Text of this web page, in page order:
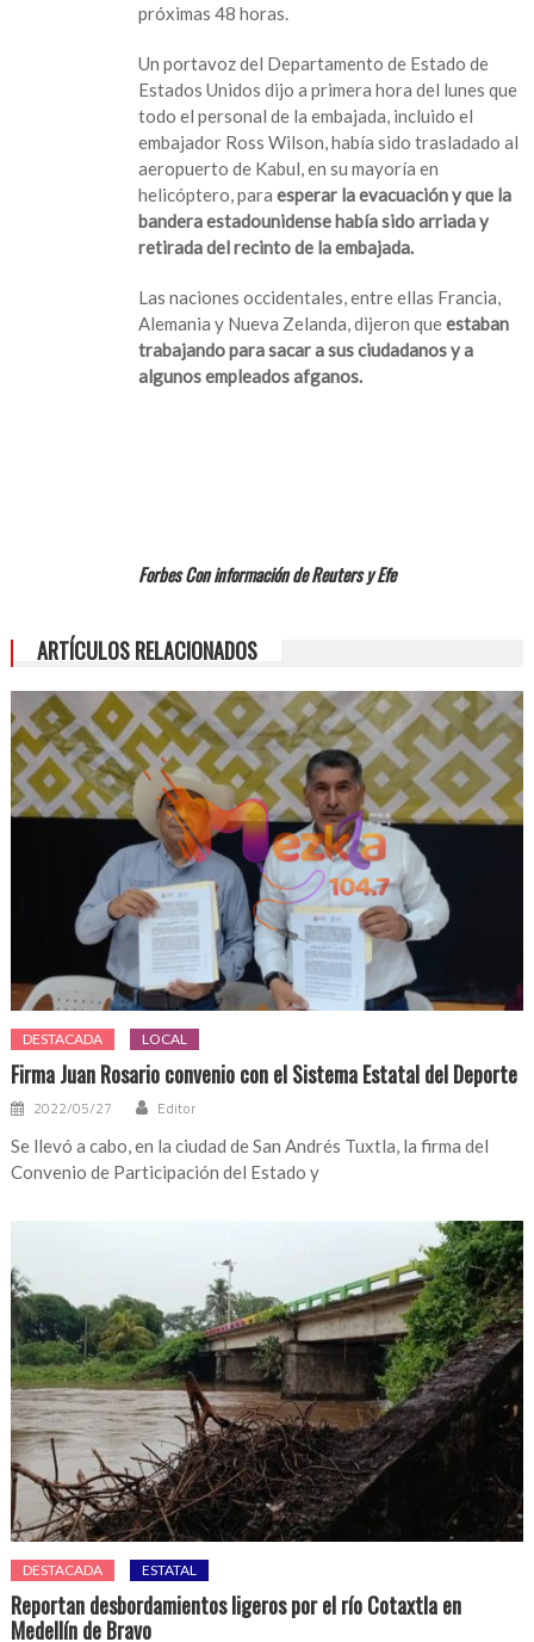
próximas 48 horas.
Un portavoz del Departamento de Estado de
Estados Unidos dijo a primera hora del lunes que
todo el personal de la embajada, incluido el
embajador Ross Wilson, había sido trasladado al
aeropuerto de Kabul, en su mayoría en
helicóptero, paraesperar la evacuación y que la
bandera estadounidense había sido arriada y
retirada del recinto de la embajada.
Las naciones occidentales, entre ellas Francia,
Alemania y Nueva Zelanda, dijeron queestaban
trabajando para sacar a sus ciudadanos y a
algunos empleados afganos.
Forbes Con información de Reuters y Efe
ARTÍCULOS RELACIONADOS
DESTACADA LOCAL
Firma Juan Rosario convenio con el Sistema Estatal del Deporte
2022/05/27 Editor
Se llevó a cabo, en la ciudad de San Andrés Tuxtla, la firma del
Convenio de Participación del Estado y
DESTACADA ESTATAL
Reportan desbordamientos ligeros por el río Cotaxtla en
Medellín de Bravo